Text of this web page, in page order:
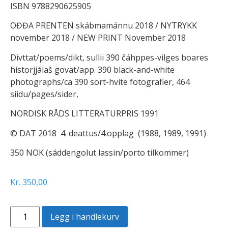
ISBN 9788290625905
OĐĐA PRENTEN skábmamánnu 2018 / NYTRYKK
november 2018 / NEW PRINT November 2018
Divttat/poems/dikt, sullii 390 čáhppes-vilges boares
historjjálaš govat/app. 390 black-and-white
photographs/ca 390 sort-hvite fotografier, 464
siidu/pages/sider,
NORDISK RÅDS LITTERATURPRIS 1991
© DAT 2018 4. deattus/4.opplag (1988, 1989, 1991)
350 NOK (sáddengolut lassin/porto tilkommer)
Kr 350,00
Legg i handlekurv